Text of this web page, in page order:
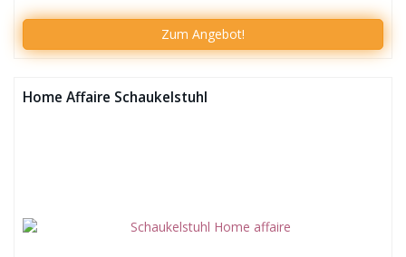
Zum Angebot!
Home Affaire Schaukelstuhl